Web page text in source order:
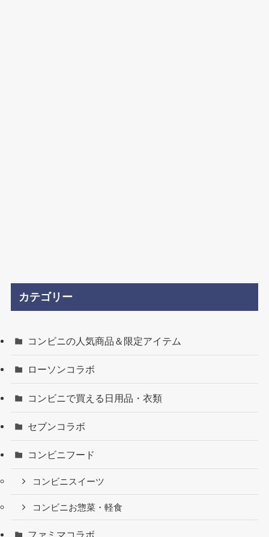
カテゴリー
コンビニの人気商品＆限定アイテム
ローソンコラボ
コンビニで買える日用品・衣類
セブンコラボ
コンビニフード
コンビニスイーツ
コンビニお惣菜・軽食
ファミマコラボ